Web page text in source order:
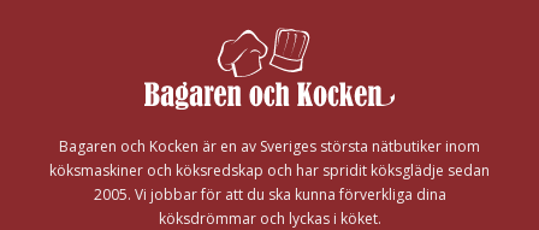
Bagaren och Kocken är en av Sveriges största nätbutiker inom
köksmaskiner och köksredskap och har spridit köksglädje sedan
2005. Vi jobbar för att du ska kunna förverkliga dina
köksdrömmar och lyckas i köket.